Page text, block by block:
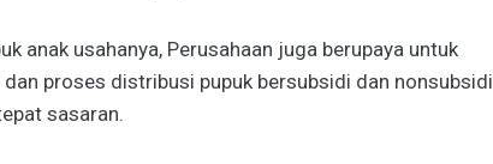
anak usahanya, Perusahaan juga berupaya untuk
proses distribusi pupuk bersubsidi dan nonsubsidi
sasaran.